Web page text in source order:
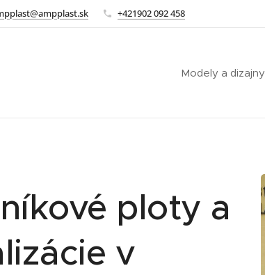
+421902 092 458
Modely a dizajny
ploty a
v